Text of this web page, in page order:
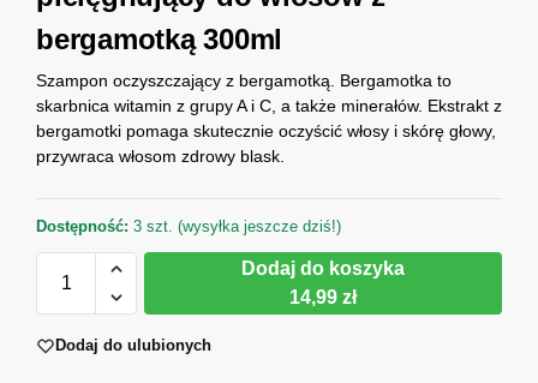
bergamotką 300ml
Szampon oczyszczający z bergamotką. Bergamotka to
skarbnica witamin z grupy A i C, a także minerałów. Ekstrakt z
bergamotki pomaga skutecznie oczyścić włosy i skórę głowy,
przywraca włosom zdrowy blask.
Dostępność: 3 szt. (wysyłka jeszcze dziś!)
Dodaj do koszyka
14,99 zł
Dodaj do ulubionych